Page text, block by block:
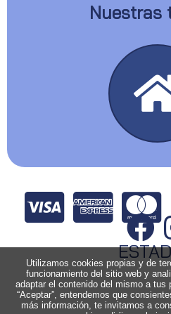
Nuestras
Utilizamos cookies propias y de
funcionamiento del sitio web y
adaptar el contenido del mismo a tus
“Aceptar”, entendemos que
más información, te invitamos a